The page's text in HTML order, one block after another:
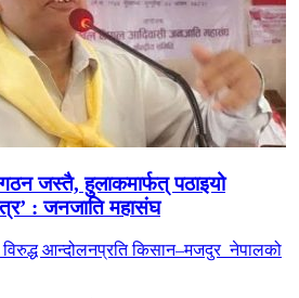
जस्तै, हुलाकमार्फत् पठाइयो
: जनजाति महासंघ